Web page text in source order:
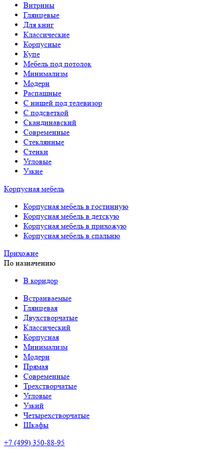
Витрины
Глянцевые
Для книг
Классические
Корпусные
Купе
Мебель под потолок
Минимализм
Модерн
Распашные
С нишей под телевизор
С подсветкой
Скандинавский
Современные
Стеклянные
Стенки
Угловые
Узкие
Корпусная мебель
Корпусная мебель в гостинную
Корпусная мебель в детскую
Корпусная мебель в прихожую
Корпусная мебель в спальню
Прихожие
По назначению
В коридор
Встраиваемые
Глянцевая
Двухстворчатые
Классический
Корпусная
Минимализм
Модерн
Прямая
Современные
Трехстворчатые
Угловые
Узкий
Четырехстворчатые
Шкафы
+7 (499) 350-88-95